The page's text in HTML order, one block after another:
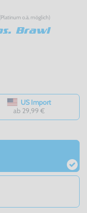
o.ä. möglich)
Brawl
US Import
ab 29,99 €